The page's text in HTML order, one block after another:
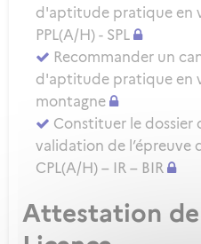
d'aptitude pratique en
PPL(A/H) - SPL
Recommander un
d'aptitude pratique en
montagne
Constituer le dossier
validation de l’épreuve
CPL(A/H) – IR – BIR
Attestation